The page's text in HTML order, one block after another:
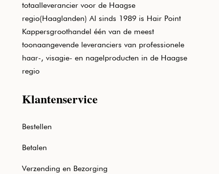
totaalleverancier voor de Haagse
regio(Haaglanden) Al sinds 1989 is Hair Point
Kappersgroothandel één van de meest
toonaangevende leveranciers van professionele
haar-, visagie- en nagelproducten in de Haagse
regio
Klantenservice
Bestellen
Betalen
Verzending en Bezorging